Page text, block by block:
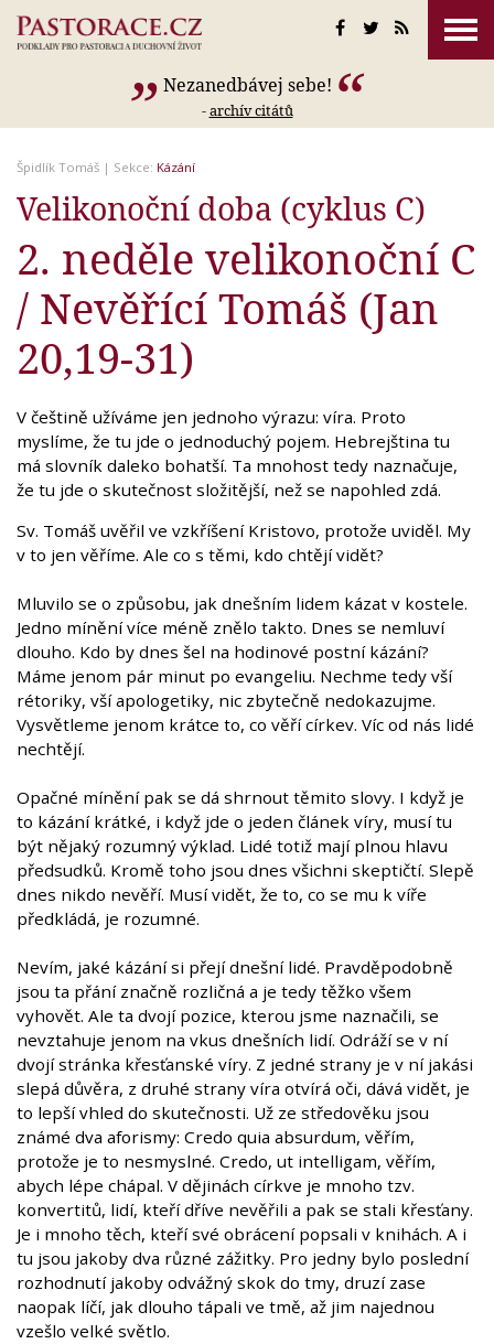
Nezanedbávej sebe!
-archív citátů
Špidlík Tomáš | Sekce: Kázání
Velikonoční doba (cyklus C)
2. neděle velikonoční C
/ Nevěřící Tomáš (Jan
20,19-31)
V češtině užíváme jen jednoho výrazu: víra. Proto
myslíme, že tu jde o jednoduchý pojem. Hebrejština tu
má slovník daleko bohatší. Ta mnohost tedy naznačuje,
že tu jde o skutečnost složitější, než se napohled zdá.
Sv. Tomáš uvěřil ve vzkříšení Kristovo, protože uviděl. My
v to jen věříme. Ale co s těmi, kdo chtějí vidět?
Mluvilo se o způsobu, jak dnešním lidem kázat v kostele.
Jedno mínění více méně znělo takto. Dnes se nemluví
dlouho. Kdo by dnes šel na hodinové postní kázání?
Máme jenom pár minut po evangeliu. Nechme tedy vší
rétoriky, vší apologetiky, nic zbytečně nedokazujme.
Vysvětleme jenom krátce to, co věří církev. Víc od nás lidé
nechtějí.
Opačné mínění pak se dá shrnout těmito slovy. I když je
to kázání krátké, i když jde o jeden článek víry, musí tu
být nějaký rozumný výklad. Lidé totiž mají plnou hlavu
předsudků. Kromě toho jsou dnes všichni skeptičtí. Slepě
dnes nikdo nevěří. Musí vidět, že to, co se mu k víře
předkládá, je rozumné.
Nevím, jaké kázání si přejí dnešní lidé. Pravděpodobně
jsou ta přání značně rozličná a je tedy těžko všem
vyhovět. Ale ta dvojí pozice, kterou jsme naznačili, se
nevztahuje jenom na vkus dnešních lidí. Odráží se v ní
dvojí stránka křesťanské víry. Z jedné strany je v ní jakási
slepá důvěra, z druhé strany víra otvírá oči, dává vidět, je
to lepší vhled do skutečnosti. Už ze středověku jsou
známé dva aforismy: Credo quia absurdum, věřím,
protože je to nesmyslné. Credo, ut intelligam, věřím,
abych lépe chápal. V dějinách církve je mnoho tzv.
konvertitů, lidí, kteří dříve nevěřili a pak se stali křesťany.
Je i mnoho těch, kteří své obrácení popsali v knihách. A i
tu jsou jakoby dva různé zážitky. Pro jedny bylo poslední
rozhodnutí jakoby odvážný skok do tmy, druzí zase
naopak líčí, jak dlouho tápali ve tmě, až jim najednou
vzešlo velké světlo.